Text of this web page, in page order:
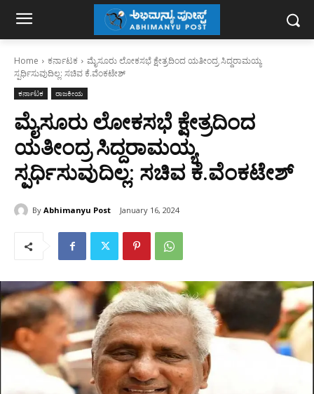
Home ಕರ್ನಾಟಕ
ಮೈಸೂರು ಲೋಕಸಭೆ ಕ್ಷೇತ್ರದಿಂದ ಯತೀಂದ್ರ ಸಿದ್ದರಾಮಯ್ಯ
ಸ್ಪರ್ಧಿಸುವುದಿಲ್ಲ: ಸಚಿವ ಕೆ.ವೆಂಕಟೇಶ್
ಕರ್ನಾಟಕ ರಾಜಕೀಯ
ಮೈಸೂರು ಲೋಕಸಭೆ ಕ್ಷೇತ್ರದಿಂದ
ಯತೀಂದ್ರ ಸಿದ್ದರಾಮಯ್ಯ
ಸ್ಪರ್ಧಿಸುವುದಿಲ್ಲ: ಸಚಿವ ಕೆ.ವೆಂಕಟೇಶ್
By Abhimanyu Post January 16, 2024